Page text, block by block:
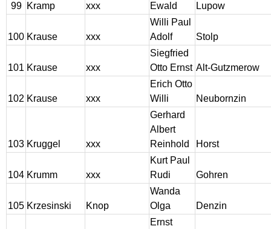
99 Kramp xxx
Ewald
Lupow
100 Krause xxx
Willi Paul
Adolf
Stolp
101 Krause xxx
Siegfried
Otto Ernst Alt-Gutzmerow
102 Krause xxx
Erich Otto
Willi
Neubornzin
103 Kruggel xxx
Gerhard
Albert
Reinhold
Horst
104 Krumm xxx
Kurt Paul
Rudi
Gohren
105 Krzesinski Knop
Wanda
Olga
Denzin
Ernst